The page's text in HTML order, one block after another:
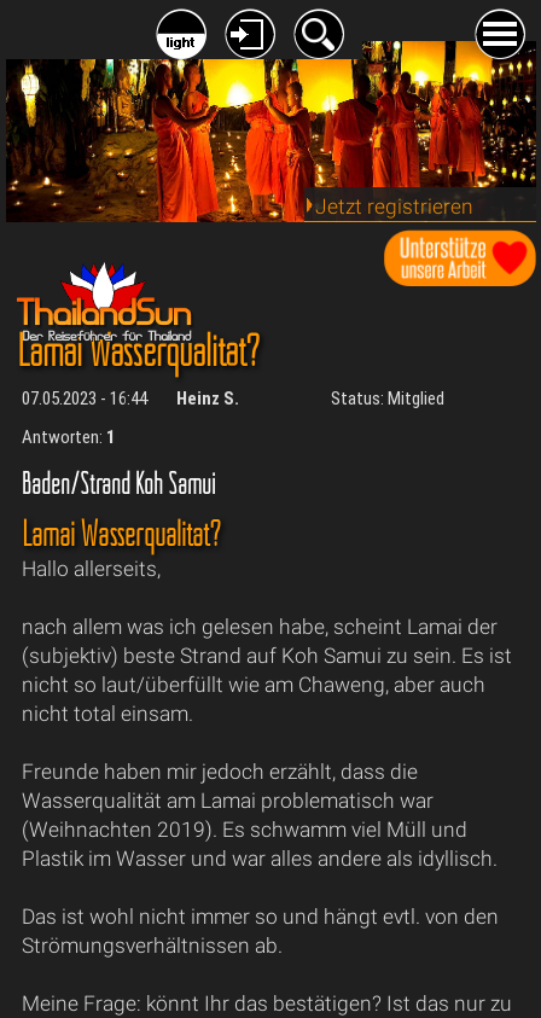
Jetzt registrieren
Lamai Wasserqualität?
07.05.2023 - 16:44 Heinz S.
Status: Mitglied
Antworten: 1
Baden/Strand Koh Samui
Lamai Wasserqualität?
Hallo allerseits,
nach allem was ich gelesen habe, scheint Lamai der
(subjektiv) beste Strand auf Koh Samui zu sein. Es ist
nicht so laut/überfüllt wie am Chaweng, aber auch
nicht total einsam.
Freunde haben mir jedoch erzählt, dass die
Wasserqualität am Lamai problematisch war
(Weihnachten 2019). Es schwamm viel Müll und
Plastik im Wasser und war alles andere als idyllisch.
Das ist wohl nicht immer so und hängt evtl. von den
Strömungsverhältnissen ab.
Meine Frage: könnt Ihr das bestätigen? Ist das nur zu